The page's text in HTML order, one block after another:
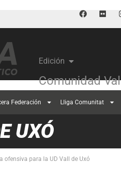
Edición
Comunidad
Federación Lliga Comunitat
UXÓ
ofensiva para la UD Vall de Uxó